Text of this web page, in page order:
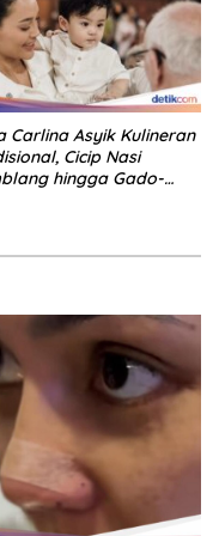
Carlina Asyik Kulineran
Cicip Nasi
hingga Gado-